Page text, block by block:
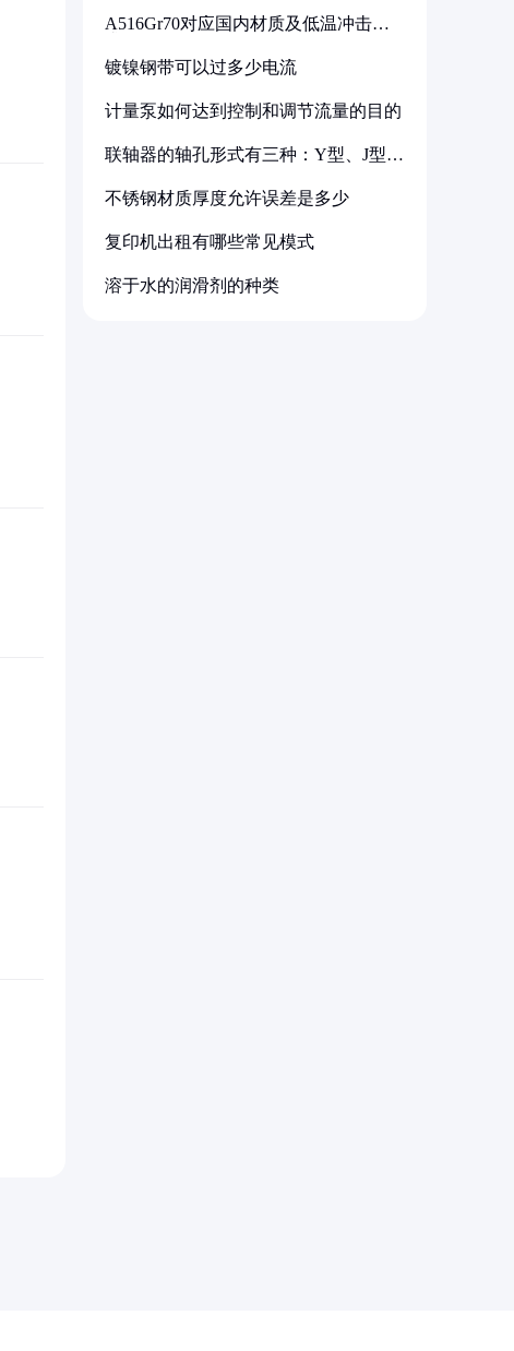
A516Gr70对应国内材质及低温冲击要
镀镍钢带可以过多少电流
计量泵如何达到控制和调节流量的目的
联轴器的轴孔形式有三种：Y型、J型、
不锈钢材质厚度允许误差是多少
复印机出租有哪些常见模式
溶于水的润滑剂的种类